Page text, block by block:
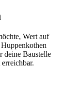
Wert auf
deine Baustelle